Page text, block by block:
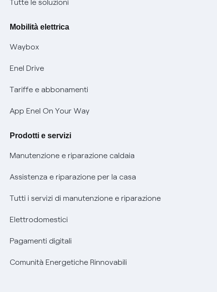
Nuove regole europee per la protezione dei dati
Offerte Placet non vulnerabili
Offerta Tutela Vulnerabilità Gas
Mobilità Elettrica
Phishing e truffe online
Verifica chi ti ha chiamato
Informativa RAEE
Tutte le soluzioni
Mobilità elettrica
Waybox
Enel Drive
Tariffe e abbonamenti
App Enel On Your Way
Prodotti e servizi
Manutenzione e riparazione caldaia
Assistenza e riparazione per la casa
Tutti i servizi di manutenzione e riparazione
Elettrodomestici
Pagamenti digitali
Comunità Energetiche Rinnovabili